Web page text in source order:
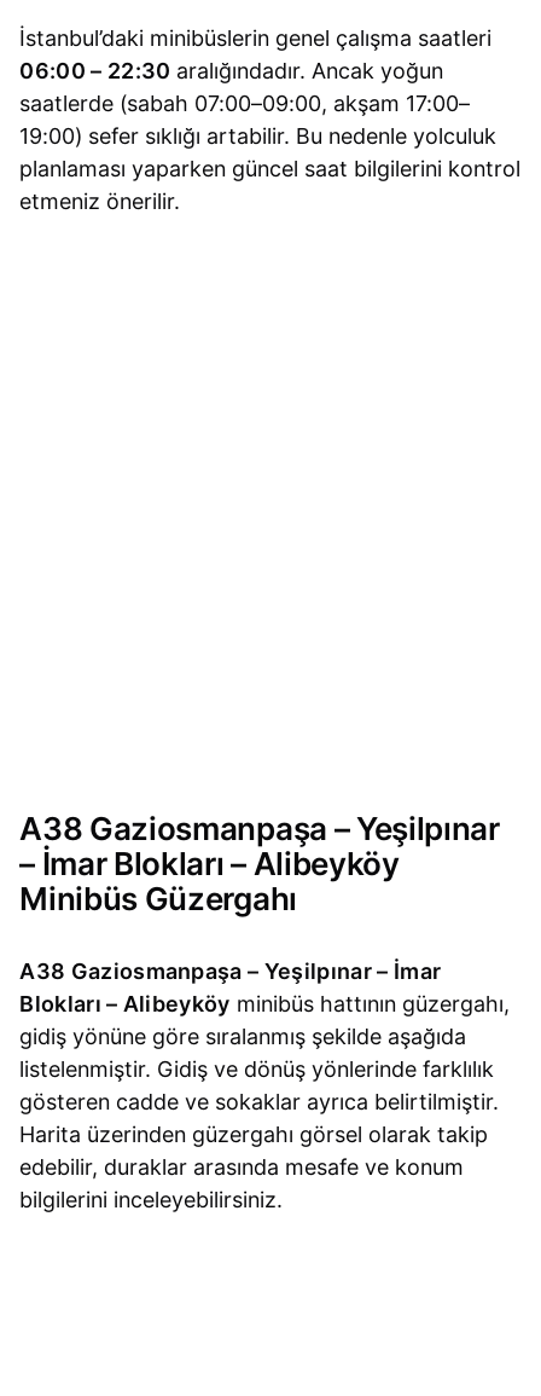
İstanbul’daki minibüslerin genel çalışma saatleri
06:00 – 22:30 aralığındadır. Ancak yoğun
saatlerde (sabah 07:00–09:00, akşam 17:00–
19:00) sefer sıklığı artabilir. Bu nedenle yolculuk
planlaması yaparken güncel saat bilgilerini kontrol
etmeniz önerilir.
A38 Gaziosmanpaşa – Yeşilpınar
– İmar Blokları – Alibeyköy
Minibüs Güzergahı
A38 Gaziosmanpaşa – Yeşilpınar – İmar
Blokları – Alibeyköy minibüs hattının güzergahı,
gidiş yönüne göre sıralanmış şekilde aşağıda
listelenmiştir. Gidiş ve dönüş yönlerinde farklılık
gösteren cadde ve sokaklar ayrıca belirtilmiştir.
Harita üzerinden güzergahı görsel olarak takip
edebilir, duraklar arasında mesafe ve konum
bilgilerini inceleyebilirsiniz.